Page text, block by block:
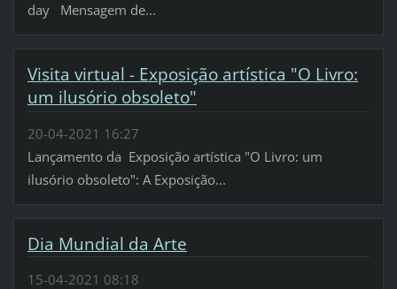
day Mensagem de...
Visita virtual - Exposição artística "O Livro:
um ilusório obsoleto"
20-04-2021 16:27
Lançamento da Exposição artística "O Livro: um
ilusório obsoleto": A Exposição...
Dia Mundial da Arte
15-04-2021 08:18